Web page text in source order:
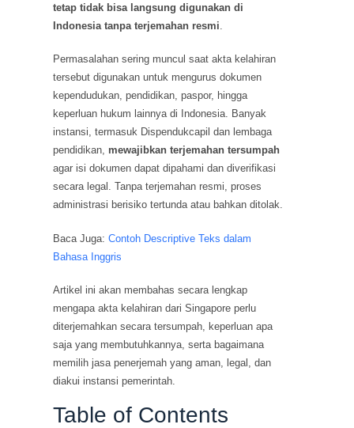
tetap tidak bisa langsung digunakan di
Indonesia tanpa terjemahan resmi
Permasalahan sering muncul saat akta kelahiran
tersebut digunakan untuk mengurus dokumen
kependudukan, pendidikan, paspor, hingga
keperluan hukum lainnya di Indonesia. Banyak
instansi, termasuk Dispendukcapil dan lembaga
pendidikan, mewajibkan terjemahan tersumpah
agar isi dokumen dapat dipahami dan diverifikasi
secara legal. Tanpa terjemahan resmi, proses
administrasi berisiko tertunda atau bahkan ditolak.
Baca Juga:Contoh Descriptive Teks dalam
Bahasa Inggris
Artikel ini akan membahas secara lengkap
mengapa akta kelahiran dari Singapore perlu
diterjemahkan secara tersumpah, keperluan apa
saja yang membutuhkannya, serta bagaimana
memilih jasa penerjemah yang aman, legal, dan
diakui instansi pemerintah.
Table of Contents